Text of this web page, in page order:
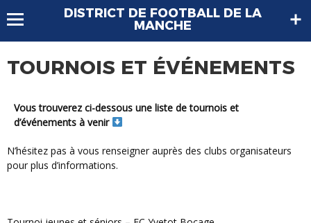
DISTRICT DE FOOTBALL DE LA
MANCHE
TOURNOIS ET ÉVÉNEMENTS
Vous trouverez ci-dessous une liste de tournois et
d’événements à venir
N’hésitez pas à vous renseigner auprès des clubs organisateurs
pour plus d’informations.